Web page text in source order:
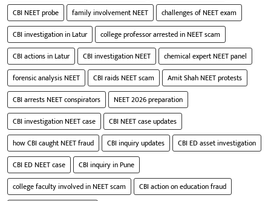
CBI NEET probe
family involvement NEET
challenges of NEET exam
CBI investigation in Latur
college professor arrested in NEET scam
CBI actions in Latur
CBI investigation NEET
chemical expert NEET panel
forensic analysis NEET
CBI raids NEET scam
Amit Shah NEET protests
CBI arrests NEET conspirators
NEET 2026 preparation
CBI investigation NEET case
CBI NEET case updates
how CBI caught NEET fraud
CBI inquiry updates
CBI ED asset investigation
CBI ED NEET case
CBI inquiry in Pune
college faculty involved in NEET scam
CBI action on education fraud